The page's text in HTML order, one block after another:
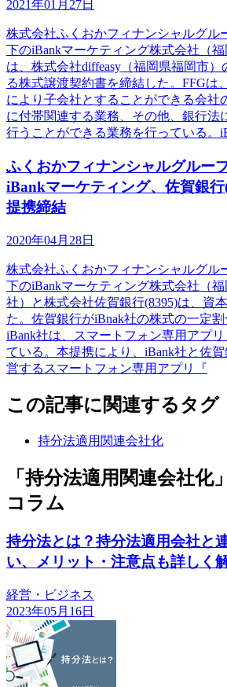
2021年01月27日
株式会社ふくおかフィナンシャルグル
下のiBankマーケティング株式会社（福
は、株式会社diffeasy（福岡県福岡市
る株式譲渡契約書を締結した。FFGは
により子会社とすることができる会社
に付帯関連する業務、その他、銀行法
行うことができる業務を行っている。
ふくおかフィナンシャルグルー
iBankマーケティング、佐賀銀
提携締結
2020年04月28日
株式会社ふくおかフィナンシャルグル
下のiBankマーケティング株式会社（
社）と株式会社佐賀銀行(8395)は、資
た。佐賀銀行がiBnak社の株式の一定割
iBank社は、スマートフォン専用アプリ
ている。本提携により、iBank社と佐
営するスマートフォン専用アプリ『
この記事に関連するタグ
持分法適用関連会社化
「持分法適用関連会社化
コラム
持分法とは？持分法適用会社と
い、メリット・注意点も詳しく
経営・ビジネス
2023年05月16日